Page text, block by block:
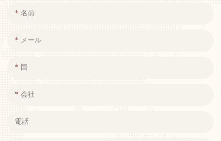
名前
メール
国
会社
電話